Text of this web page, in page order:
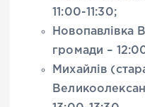
11:00-11:30;
Новопавлівка
громади –
Михайлів